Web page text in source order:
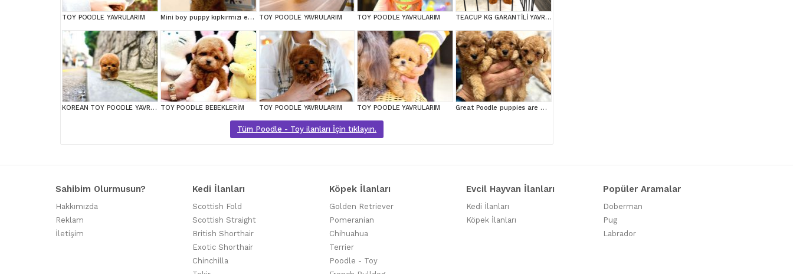
TOY POODLE YAVRULARIM Mini boy puppy kıpkırmızı ev üretimi yavrularımız TOOY POODLE TOY POODLE YAVRULARIM TOY POODLE YAVRULARIM TEACUP KG GARANTİLİ YAVRULAR
KOREAN TOY POODLE YAVRULARIMIZ TOY POODLE BEBEKLERİM TOY POODLE YAVRULARIM TOY POODLE YAVRULARIM Great Poodle puppies are waiting for you!
Tüm Poodle - Toy ilanları İçin tıklayın.
Sahibim Olurmusun?
Hakkımızda
Reklam
İletişim
Kedi İlanları
Scottish Fold
Scottish Straight
British Shorthair
Exotic Shorthair
Chinchilla
Köpek İlanları
Golden Retriever
Pomeranian
Chihuahua
Terrier
Poodle - Toy
Evcil Hayvan İlanları
Kedi İlanları
Köpek İlanları
Popüler Aramalar
Doberman
Pug
Labrador